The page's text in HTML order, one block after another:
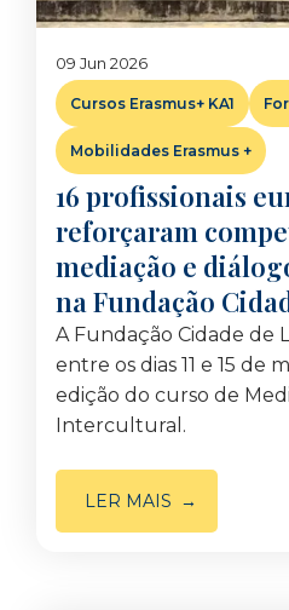
09 Jun 2026
Cursos Erasmus+ KA1
Mobilidades Erasmus +
16 profissionais
reforçaram
mediação e
na Fundação
A Fundação Cidade de
entre os dias 11 e 15 de
edição do curso de
Intercultural.
LER MAIS